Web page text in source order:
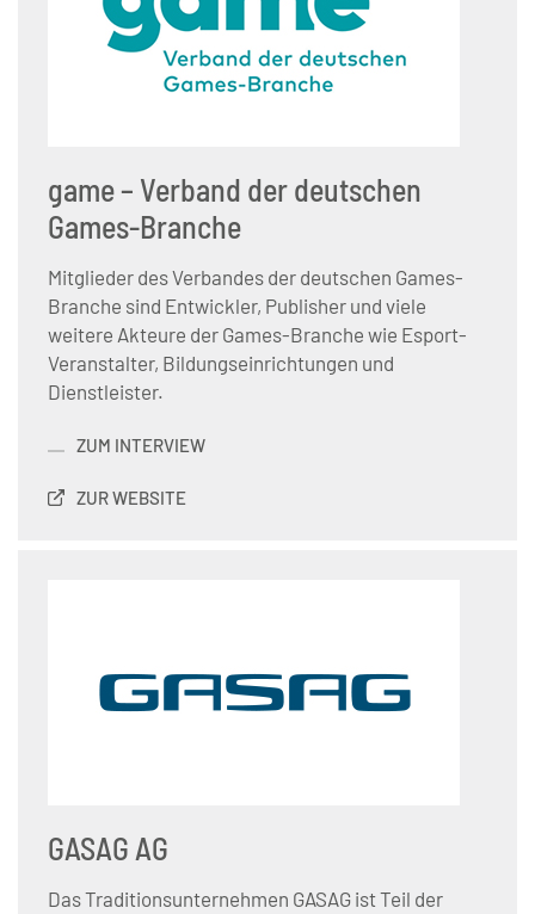
game – Verband der deutschen
Games-Branche
Mitglieder des Verbandes der deutschen Games-
Branche sind Entwickler, Publisher und viele
weitere Akteure der Games-Branche wie Esport-
Veranstalter, Bildungseinrichtungen und
Dienstleister.
ZUM INTERVIEW
ZUR WEBSITE
GASAG AG
Das Traditionsunternehmen GASAG ist Teil der